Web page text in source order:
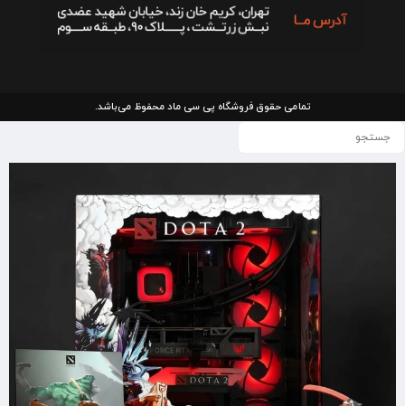
تمامی حقوق فروشگاه پی سی ماد محفوظ می‌باشد.